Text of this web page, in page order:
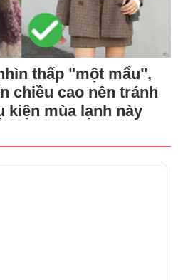
thấp "một mẩu",
chiều cao nên tránh
kiện mùa lạnh này